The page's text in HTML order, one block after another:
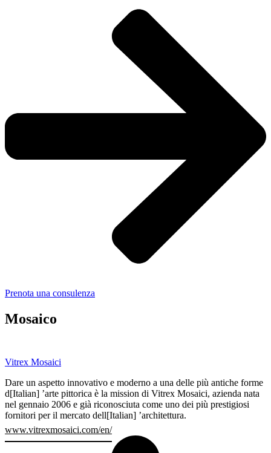
Prenota una consulenza
Mosaico
Vitrex Mosaici
Dare un aspetto innovativo e moderno a una delle più antiche forme
d[Italian] ’arte pittorica è la mission di Vitrex Mosaici, azienda nata
nel gennaio 2006 e già riconosciuta come uno dei più prestigiosi
fornitori per il mercato dell[Italian] ’architettura.
www.vitrexmosaici.com/en/